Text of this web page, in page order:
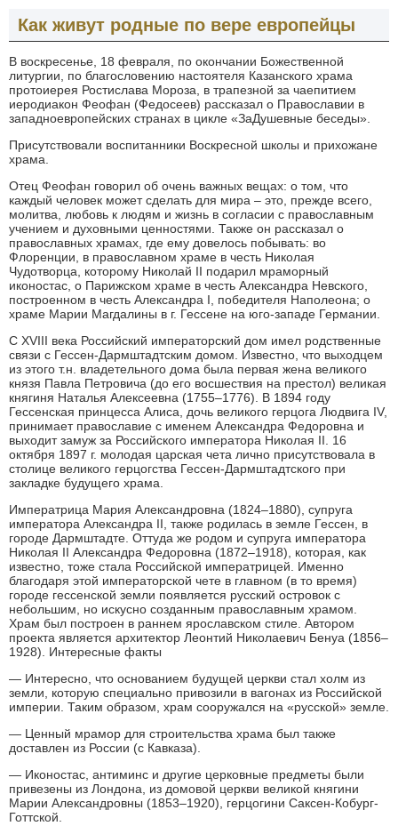
Как живут родные по вере европейцы
В воскресенье, 18 февраля, по окончании Божественной
литургии, по благословению настоятеля Казанского храма
протоиерея Ростислава Мороза, в трапезной за чаепитием
иеродиакон Феофан (Федосеев) рассказал о Православии в
западноевропейских странах в цикле «ЗаДушевные беседы».
Присутствовали воспитанники Воскресной школы и прихожане
храма.
Отец Феофан говорил об очень важных вещах: о том, что
каждый человек может сделать для мира – это, прежде всего,
молитва, любовь к людям и жизнь в согласии с православным
учением и духовными ценностями. Также он рассказал о
православных храмах, где ему довелось побывать: во
Флоренции, в православном храме в честь Николая
Чудотворца, которому Николай II подарил мраморный
иконостас, о Парижском храме в честь Александра Невского,
построенном в честь Александра I, победителя Наполеона; о
храме Марии Магдалины в г. Гессене на юго-западе Германии.
С XVIII века Российский императорский дом имел родственные
связи с Гессен-Дармштадтским домом. Известно, что выходцем
из этого т.н. владетельного дома была первая жена великого
князя Павла Петровича (до его восшествия на престол) великая
княгиня Наталья Алексеевна (1755–1776). В 1894 году
Гессенская принцесса Алиса, дочь великого герцога Людвига IV,
принимает православие с именем Александра Федоровна и
выходит замуж за Российского императора Николая II. 16
октября 1897 г. молодая царская чета лично присутствовала в
столице великого герцогства Гессен-Дармштадтского при
закладке будущего храма.
Императрица Мария Александровна (1824–1880), супруга
императора Александра II, также родилась в земле Гессен, в
городе Дармштадте. Оттуда же родом и супруга императора
Николая II Александра Федоровна (1872–1918), которая, как
известно, тоже стала Российской императрицей. Именно
благодаря этой императорской чете в главном (в то время)
городе гессенской земли появляется русский островок с
небольшим, но искусно созданным православным храмом.
Храм был построен в раннем ярославском стиле. Автором
проекта является архитектор Леонтий Николаевич Бенуа (1856–
1928). Интересные факты
— Интересно, что основанием будущей церкви стал холм из
земли, которую специально привозили в вагонах из Российской
империи. Таким образом, храм сооружался на «русской» земле.
— Ценный мрамор для строительства храма был также
доставлен из России (с Кавказа).
— Иконостас, антиминс и другие церковные предметы были
привезены из Лондона, из домовой церкви великой княгини
Марии Александровны (1853–1920), герцогини Саксен-Кобург-
Готтской.